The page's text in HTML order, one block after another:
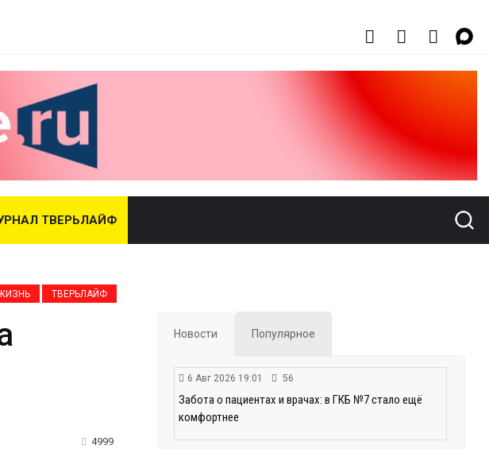
ТВЕРЬЛАЙФ
ТВЕРЬЛАЙФ
4999
Новости Популярное
6 Авг 2026 19:01 56
Забота о пациентах и врачах: в ГКБ №7 стало ещё
комфортнее